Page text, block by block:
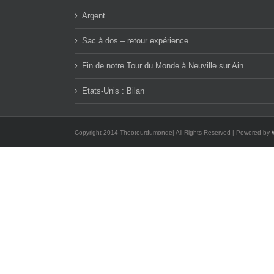
Argent
Sac à dos – retour expérience
Fin de notre Tour du Monde à Neuville sur Ain
Etats-Unis : Bilan
Copyright 2014 Theotourdumonde| All Rights Reserved | Powered by